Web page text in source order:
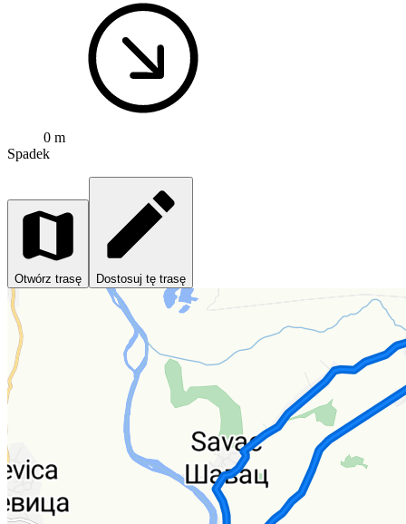
0 m
Spadek
Otwórz trasę Dostosuj tę trasę